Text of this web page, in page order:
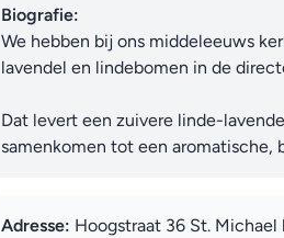
Biografie:
We hebben bij ons middeleeuws
lavendel en lindebomen in de
Dat levert een zuivere linde-
samenkomen tot een aromatische,
Adresse: Hoogstraat 36 St.